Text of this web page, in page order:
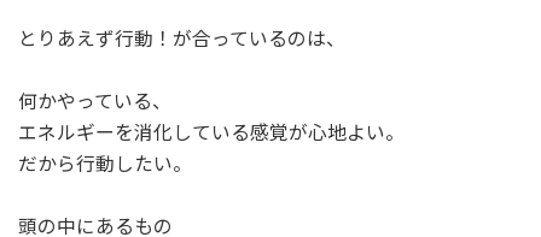
とりあえず行動！が合っているのは、
何かやっている、
エネルギーを消化している感覚が心地よい。
だから行動したい。
頭の中にあるもの